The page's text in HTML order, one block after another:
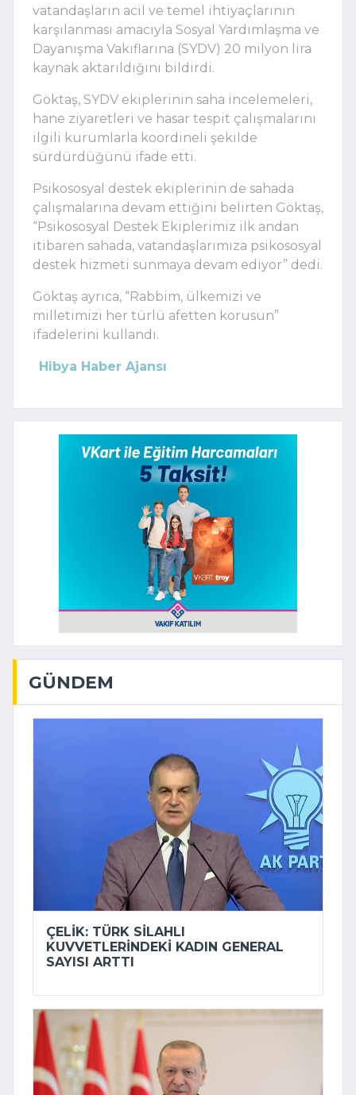
vatandaşların acil ve temel ihtiyaçlarının
karşılanması amacıyla Sosyal Yardımlaşma ve
Dayanışma Vakıflarına (SYDV) 20 milyon lira
kaynak aktarıldığını bildirdi.
Göktaş, SYDV ekiplerinin saha incelemeleri,
hane ziyaretleri ve hasar tespit çalışmalarını
ilgili kurumlarla koordineli şekilde
sürdürdüğünü ifade etti.
Psikososyal destek ekiplerinin de sahada
çalışmalarına devam ettiğini belirten Göktaş,
“Psikososyal Destek Ekiplerimiz ilk andan
itibaren sahada, vatandaşlarımıza psikososyal
destek hizmeti sunmaya devam ediyor” dedi.
Göktaş ayrıca, “Rabbim, ülkemizi ve
milletimizi her türlü afetten korusun”
ifadelerini kullandı.
Hibya Haber Ajansı
GÜNDEM
ÇELIK: TÜRK SILAHLI
KUVVETLERINDEKI KADIN GENERAL
SAYISI ARTTI